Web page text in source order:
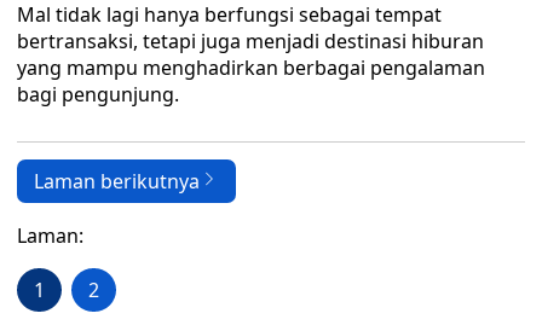
Mal tidak lagi hanya berfungsi sebagai tempat
bertransaksi, tetapi juga menjadi destinasi hiburan
yang mampu menghadirkan berbagai pengalaman
bagi pengunjung.
Laman berikutnya
Laman:
1 2